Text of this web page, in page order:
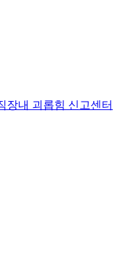
장내 괴롭힘 신고센터